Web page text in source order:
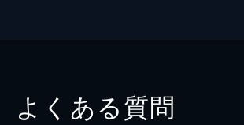
よくある質問